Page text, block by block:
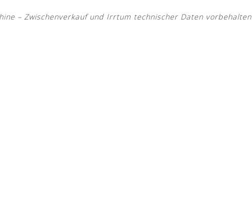
– Zwischenverkauf und Irrtum technischer Daten vorbehalten